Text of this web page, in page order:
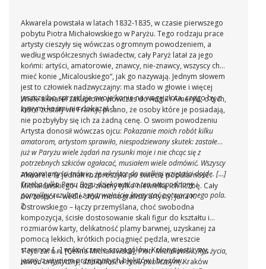
Akwarela powstała w latach 1832-1835, w czasie pierwszego
pobytu Piotra Michałowskiego w Paryżu. Tego rodzaju prace
artysty cieszyły się wówczas ogromnym powodzeniem, a
według współczesnych świadectw, cały Paryż latał za jego
końmi: artyści, amatorowie, znawcy, nie-znawcy, wszyscy chcą
mieć konie „Micalouskiego“, jak go nazywają. Jednym słowem
jest to człowiek nadzwyczajny: ma stado w głowie i więcej
jeszcze bo sprzedaje swoje konie na wagę złota, czego by z
żywymi końmi nie dokazał. 1
Wiele akwarel zakupiono wówczas do Anglii i Ameryki, o tych,
które zostały we Francji, pisano, że osoby które je posiadają,
nie pozbyłyby się ich za żadną cenę. O swoim powodzeniu
Artysta donosił wówczas ojcu: Pokazanie moich robót kilku
amatorom, artystom sprawiło, niespodziewany skutek: zastałem
już w Paryżu wiele żądań na rysunki moje i nie chcąc się z
potrzebnych szkiców ogałacać, musiałem wiele odmówić. Wszyscy
znajomi artyści mówią, że wkrótce do wielkiej wziętości dojdę. [...]
Trzeba tylko Panu Bogu dziękować za ten niespodziany i
pomyślny rezultat i z wytrwałością korzystać z otworzonego pola.
2
Akwarele te jednak rozproszyła po świecie popularność
Michałowskiego i dziś znamy tylko niewielką ich liczbę. Cały
ów zespół – wedle słów monografisty artysty, Jana K.
Ostrowskiego – łączy przemyślana, choć swobodna
kompozycja, ścisłe dostosowanie skali figur do kształtu i
rozmiarów karty, delikatność plamy barwnej, uzyskanej za
pomocą lekkich, krótkich pociągnięć pędzla, wreszcie
staranne [...] wykończenie szczegółów. Koloryt jest żywy,
jasny, z użyciem przejrzystych błękitów i brązów,
1 cyt. za: n.n. [Celina Michałowska],Piotr Michałowski. Rys życia,
zawód artystyczny, działalność w życiu publicznym,Kraków